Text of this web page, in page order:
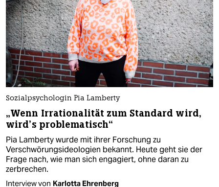
Sozialpsychologin Pia Lamberty
„Wenn Irrationalität zum Standard wird,
wird’s problematisch“
Pia Lamberty wurde mit ihrer Forschung zu
Verschwörungsideologien bekannt. Heute geht sie der
Frage nach, wie man sich engagiert, ohne daran zu
zerbrechen.
Interview von Karlotta Ehrenberg